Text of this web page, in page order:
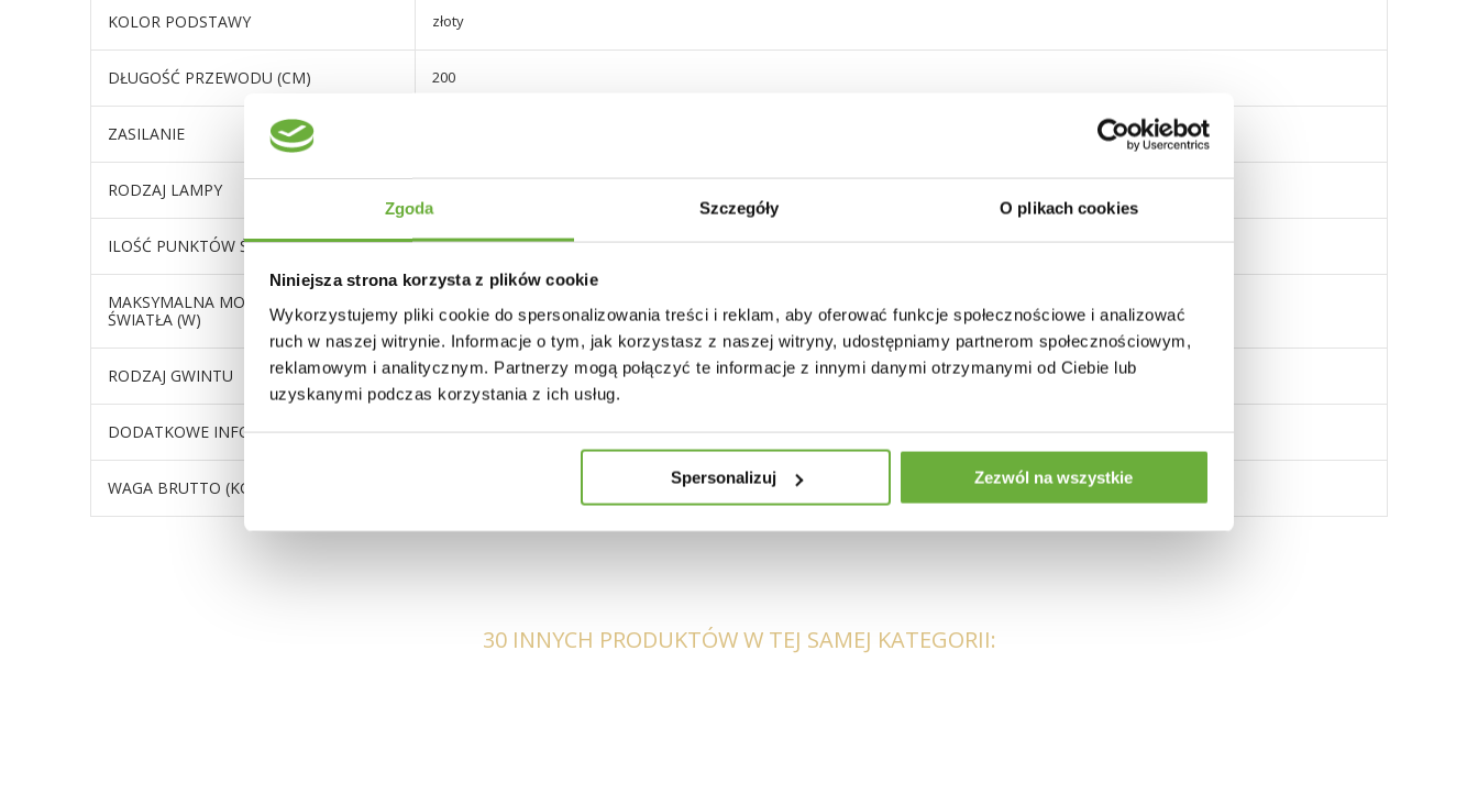
Zgoda Szczegóły O plikach cookies
Niniejsza strona korzysta z plików cookie
Wykorzystujemy pliki cookie do spersonalizowania treści i reklam, aby oferować funkcje społecznościowe i analizować
ruch w naszej witrynie. Informacje o tym, jak korzystasz z naszej witryny, udostępniamy partnerom społecznościowym,
reklamowym i analitycznym. Partnerzy mogą połączyć te informacje z innymi danymi otrzymanymi od Ciebie lub
uzyskanymi podczas korzystania z ich usług.
Spersonalizuj Zezwól na wszystkie
KOLOR PODSTAWY złoty
DŁUGOŚĆ PRZEWODU (CM) 200
ZASILANIE
RODZAJ LAMPY
ILOŚĆ PUNKTÓW ŚWIATŁA 1
MAKSYMALNA MOC POJEDYNCZEGO
ŚWIATŁA (W)
60
RODZAJ GWINTU E27
DODATKOWE INFORMACJE Podstawa: polerowany marmur
WAGA BRUTTO (KG)
30 INNYCH PRODUKTÓW W TEJ SAMEJ KATEGORII: